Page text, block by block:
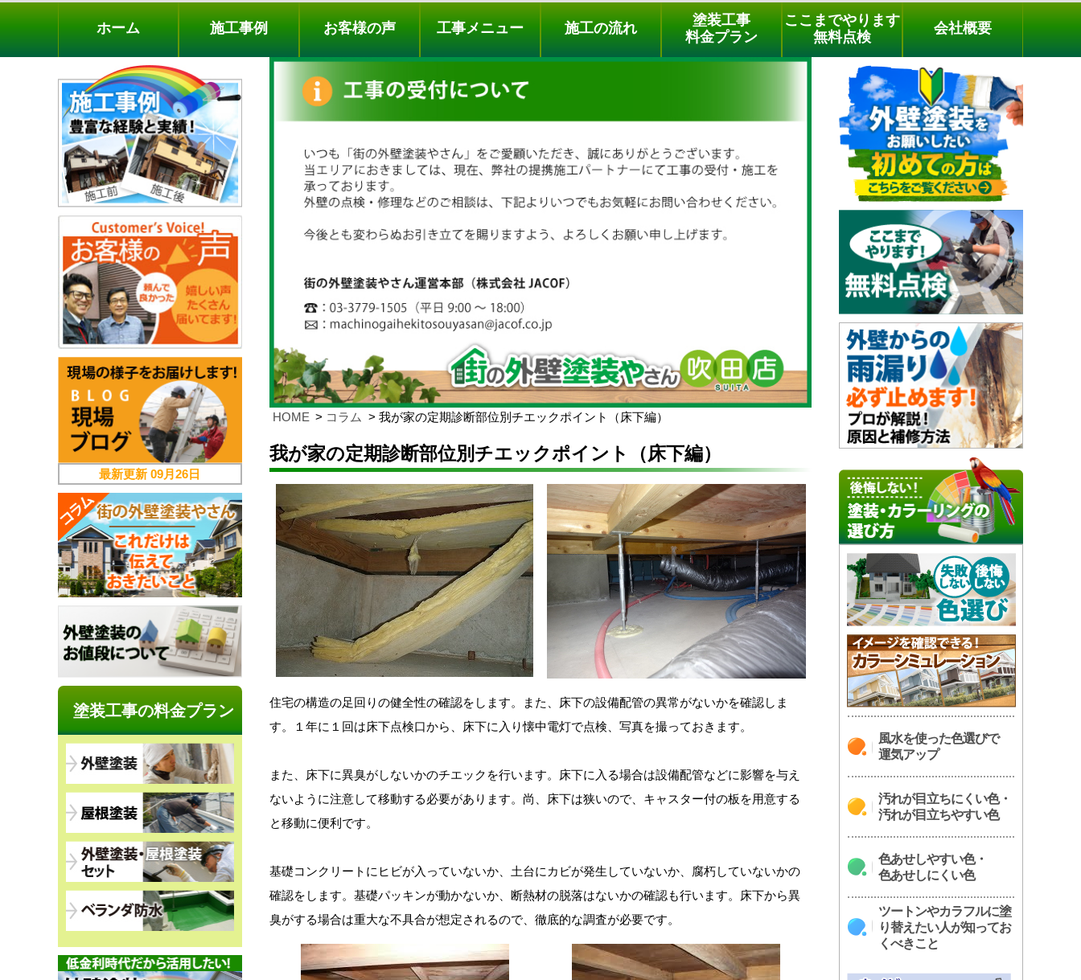
料金プラン 無料点検
電話でのご相談
[9時～18時まで受付中]
phone
ホーム 施工事例 お客様の声 工事メニュー 施工の流れ
塗装工事
料金プラン
ここまでやります
無料点検
会社概要
HOME コラム 我が家の定期診断部位別チエックポイント（床下編）
我が家の定期診断部位別チエックポイント（床下編）
住宅の構造の足回りの健全性の確認をします。また、床下の設備配管の異常がないかを確認しま
す。１年に１回は床下点検口から、床下に入り懐中電灯で点検、写真を撮っておきます。
また、床下に異臭がしないかのチエックを行います。床下に入る場合は設備配管などに影響を与え
ないように注意して移動する必要があります。尚、床下は狭いので、キャスター付の板を用意する
と移動に便利です。
基礎コンクリートにヒビが入っていないか、土台にカビが発生していないか、腐朽していないかの
確認をします。基礎パッキンが動かないか、断熱材の脱落はないかの確認も行います。床下から異
臭がする場合は重大な不具合が想定されるので、徹底的な調査が必要です。
風水を使った色選びで
運気アップ
汚れが目立ちにくい色・
汚れが目立ちやすい色
色あせしやすい色・
色あせしにくい色
ツートンやカラフルに塗
り替えたい人が知ってお
くべきこと
最新更新09月26日
塗装工事の料金プラン